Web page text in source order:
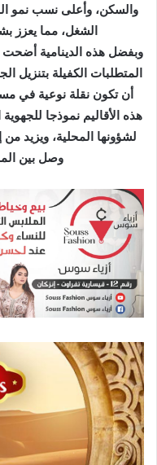
والسكن، وأعلى نسب نمو
الشغل، مما يعزز
وبفضل هذه الدينامية أضحت
المتطلبات الكفيلة بتنزيل
أن تكون نقلة نوعية في
هذه الأقاليم نموذجا
لشؤونها المحلية، ويزيد
وصل بين